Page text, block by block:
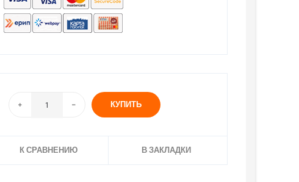
КУПИТЬ
К СРАВНЕНИЮ В ЗАКЛАДКИ